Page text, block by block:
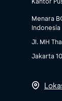
Menara
Indonesia
Jl. MH
Jakarta